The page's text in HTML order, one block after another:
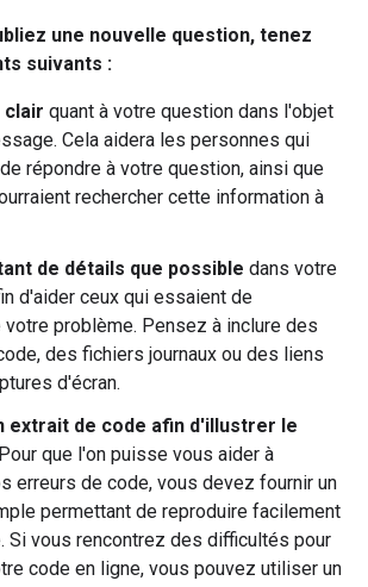
une nouvelle question, tenez
suivants :
clair quant à votre question dans l'objet
Cela aidera les personnes qui
répondre à votre question, ainsi que
rechercher cette information à
de détails que possible dans votre
d'aider ceux qui essaient de
votre problème. Pensez à inclure des
des fichiers journaux ou des liens
d'écran.
extrait de code afin d'illustrer le
Pour que l'on puisse vous aider à
erreurs de code, vous devez fournir un
permettant de reproduire facilement
Si vous rencontrez des difficultés pour
code en ligne, vous pouvez utiliser un